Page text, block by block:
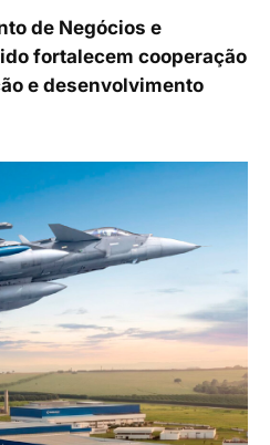
de Negócios e
fortalecem cooperação
e desenvolvimento